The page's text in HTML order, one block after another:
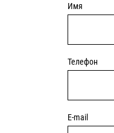
Имя
Телефон
E-mail